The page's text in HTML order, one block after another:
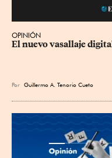
OPINIÓN
El nuevo vasallaje
Por Guillermo A. Tenorio Cueto